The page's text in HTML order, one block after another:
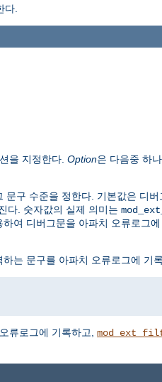
다.
을 지정한다. Option은 다음중 하나
문구 수준을 정한다. 기본값은 디
다. 숫자값의 실제 의미는
하여 디버그문을 아파치 오류로그
는 문구를 아파치 오류로그에 기
류로그에 기록하고,